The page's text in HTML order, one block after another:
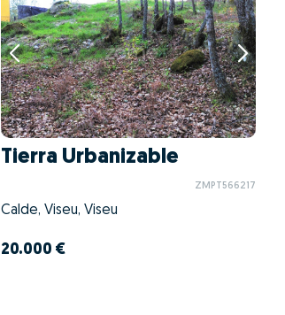
Tierra Urbanizable
ZMPT566217
Calde, Viseu, Viseu
20.000 €